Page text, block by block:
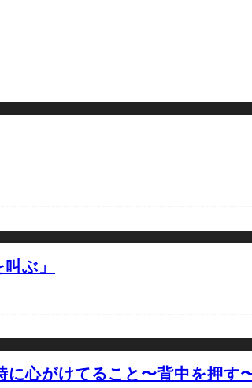
ぶ」
心がけてること〜背中を押す